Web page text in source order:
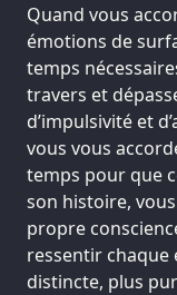
Quand vous
émotions de
temps
travers et
d’impulsivité et
vous vous
temps pour que
son histoire,
propre
ressentir chaque
distincte, plus